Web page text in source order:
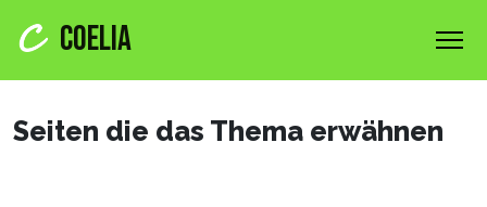
COELIA
Seiten die das Thema erwähnen